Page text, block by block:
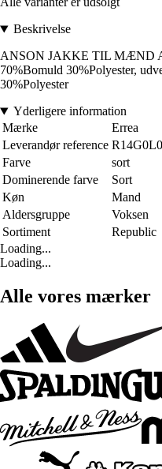
Beskrivelse
ANSON JAKKE TIL MÆND
70%Bomuld 30%Polyester,
30%Polyester
Yderligere information
Mærke
Errea
Leverandør reference
Farve
sort
Dominerende farve
Sort
Køn
Mand
Aldersgruppe
Voksen
Sortiment
Republic
Loading...
Loading...
Alle vores mærker